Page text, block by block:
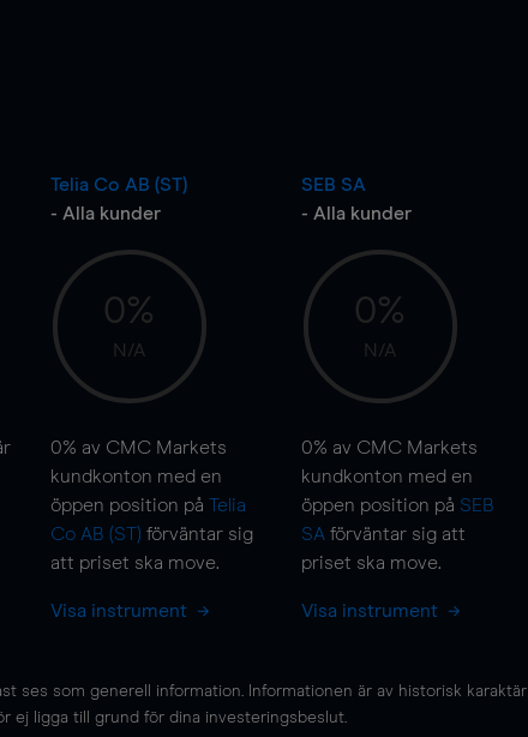
Telia Co AB (ST)
- Alla kunder
0%
N/A
0% av CMC Markets
kundkonton med en
öppen position på Telia
Co AB (ST) förväntar sig
att priset ska move.
Visa instrument
SEB SA
- Alla kunder
0%
N/A
0% av CMC Markets
kundkonton med en
öppen position på SEB
SA förväntar sig att
priset ska move.
Visa instrument
ses som generell information. Informationen är av historisk karaktär
ej ligga till grund för dina investeringsbeslut.